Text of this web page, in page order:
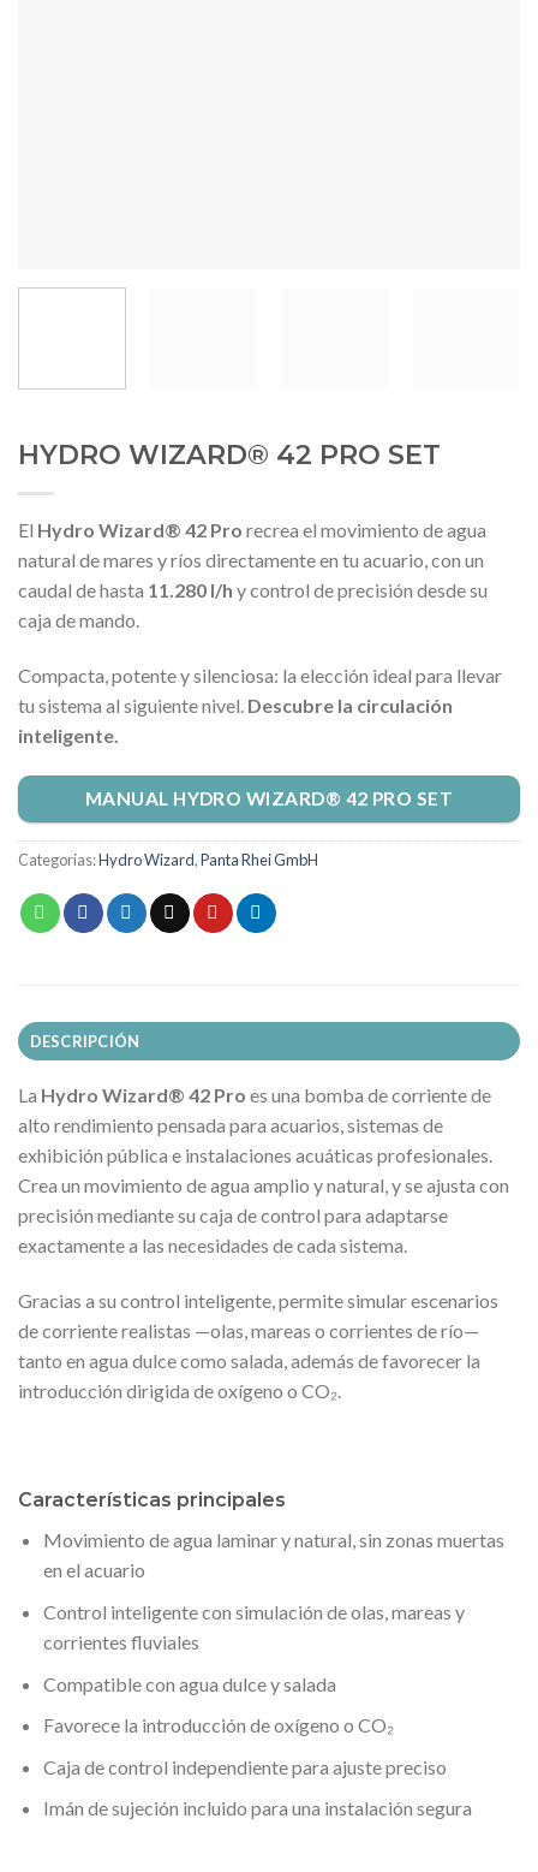
HYDRO WIZARD® 42 PRO SET
El Hydro Wizard® 42 Pro recrea el movimiento de agua
natural de mares y ríos directamente en tu acuario, con un
caudal de hasta 11.280 l/h y control de precisión desde su
caja de mando.
Compacta, potente y silenciosa: la elección ideal para llevar
tu sistema al siguiente nivel. Descubre la circulación
inteligente.
MANUAL HYDRO WIZARD® 42 PRO SET
Categorías:Hydro Wizard,Panta Rhei GmbH
DESCRIPCIÓN
La Hydro Wizard® 42 Pro es una bomba de corriente de
alto rendimiento pensada para acuarios, sistemas de
exhibición pública e instalaciones acuáticas profesionales.
Crea un movimiento de agua amplio y natural, y se ajusta con
precisión mediante su caja de control para adaptarse
exactamente a las necesidades de cada sistema.
Gracias a su control inteligente, permite simular escenarios
de corriente realistas —olas, mareas o corrientes de río—
tanto en agua dulce como salada, además de favorecer la
introducción dirigida de oxígeno o CO₂.
Características principales
Movimiento de agua laminar y natural, sin zonas muertas
en el acuario
Control inteligente con simulación de olas, mareas y
corrientes fluviales
Compatible con agua dulce y salada
Favorece la introducción de oxígeno o CO₂
Caja de control independiente para ajuste preciso
Imán de sujeción incluido para una instalación segura